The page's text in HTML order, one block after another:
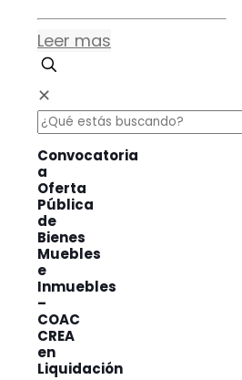
Leer mas
✕
Convocatoria
a
Oferta
Pública
de
Bienes
Muebles
e
Inmuebles
–
COAC
CREA
en
Liquidación